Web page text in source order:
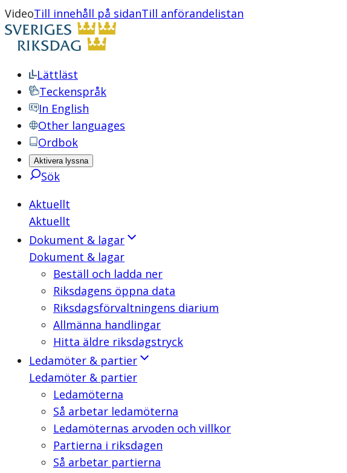
VideoTill innehåll på sidanTill anförandelistan
Lättläst
Teckenspråk
In English
Other languages
Ordbok
Aktivera lyssna
Sök
Aktuellt
Aktuellt
Dokument & lagar
Dokument & lagar
Beställ och ladda ner
Riksdagens öppna data
Riksdagsförvaltningens diarium
Allmänna handlingar
Hitta äldre riksdagstryck
Ledamöter & partier
Ledamöter & partier
Ledamöterna
Så arbetar ledamöterna
Ledamöternas arvoden och villkor
Partierna i riksdagen
Så arbetar partierna